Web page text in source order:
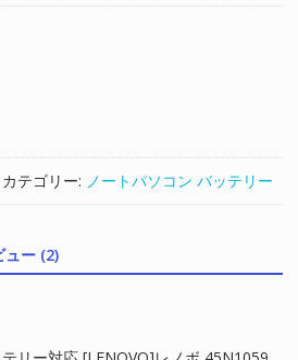
カテゴリー: ノートパソコン バッテリー
ュー (2)